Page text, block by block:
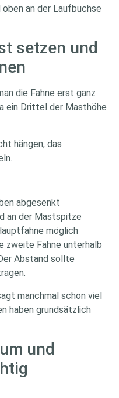
an der Laufbuchse
setzen und
die Fahne erst ganz
ein Drittel der Masthöhe
hängen, das
abgesenkt
an der Mastspitze
möglich
zweite Fahne unterhalb
Abstand sollte
manchmal schon viel
haben grundsätzlich
und